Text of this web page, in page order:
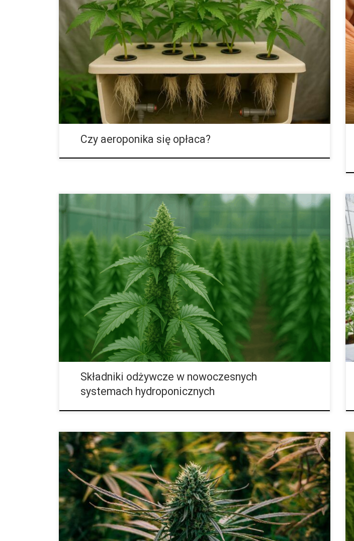
Kompletny przewodnik po aeroponice: jak chronić uprawę przed awariami,
patogenami i utratą plonów Aeroponika jest dziś jedną z najbardziej obiecujących
technologii upraw bezglebowych, ponieważ pozwala w pełni kontrolować
środowisko korzeniowe i maksymalizować tempo wzrostu roślin. W przeciwieństwie
do metod opartych na podłożu lub zalewaniu korzeni roztworem, tutaj strefa
korzeniowa jest całkowicie odsłonięta, a roślina otrzymuje ultrafinezyjną mgłę bogatą
w składniki mineralne. Ten sposób nawadniania gwarantuje wysoki poziom tlenu i
ciągłe […]
Czy aeroponika się opłaca?
Składniki odżywcze w nowoczesnych systemach hydroponicznych Hydroponika to
innowacyjna metoda uprawy roślin, która pozwala osiągać wysokie plony bez
konieczności używania gleby. Choć termin ten oznacza dosłownie „uprawę w
wodzie”, obejmuje różnorodne techniki, w których rośliny pobierają składniki
odżywcze bezpośrednio z roztworu wodnego. Dzięki temu możliwe jest pełne
panowanie nad procesem wzrostu i dostosowanie warunków do potrzeb
poszczególnych gatunków. Uprawa hydroponiczna zapewnia szybszy rozwój,
obfitsze plony i większą odporność na stres […]
Składniki odżywcze w nowoczesnych
systemach hydroponicznych
Kwas humusowy i kwas fulwowy – praktyczny przewodnik Skład podłoża, gleby czy
roztworu nawozowego jest fundamentem w rolnictwie i ogrodnictwie. Od proporcji i
biodostępności składników odżywczych zależy, czy rośliny osiągną pełnię swojego
potencjału. Kwasy humusowe i kwasy fulwowe to substancje naturalne, które
zwiększają żyzność gleby, wspierają rozwój systemu korzeniowego i chronią plony
przed stresem. W tym unikalnym przewodniku SEO opisujemy, czym różni się kwas